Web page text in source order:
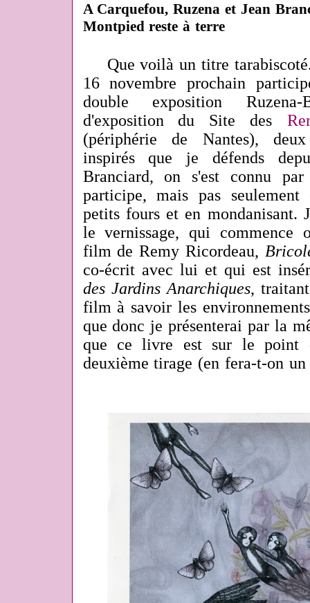
A Carquefou, Ruzena et Jean
Montpied reste à terre
Que voilà un titre
16 novembre prochain
double exposition
d'exposition du Site des
(périphérie de Nantes),
inspirés que je défends
Branciard, on s'est connu
participe, mais pas
petits fours et en mondanisant.
le vernissage, qui
film de Remy Ricordeau,
co-écrit avec lui et qui est
des Jardins Anarchiques,
film à savoir les
que donc je présenterai par la
que ce livre est sur le point
deuxième tirage (en fera-t-on